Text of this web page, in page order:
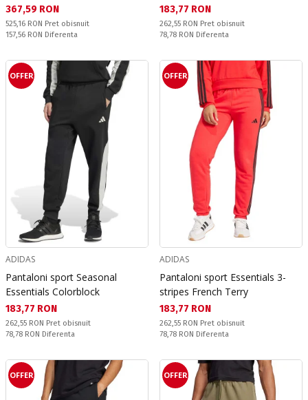
Текуща цена:
367,59 RON
Pret obisnuit:
525,16 RON Pret obisnuit
Спестявате:
157,56 RON Diferenta
Текуща цена:
183,77 RON
Pret obisnuit:
262,55 RON Pret obisnuit
Спестявате:
78,78 RON Diferenta
OFFER
ADIDAS
Pantaloni sport Seasonal
Essentials Colorblock
Текуща цена:
183,77 RON
Pret obisnuit:
262,55 RON Pret obisnuit
Спестявате:
78,78 RON Diferenta
OFFER
ADIDAS
Pantaloni sport Essentials 3-
stripes French Terry
Текуща цена:
183,77 RON
Pret obisnuit:
262,55 RON Pret obisnuit
Спестявате:
78,78 RON Diferenta
OFFER OFFER